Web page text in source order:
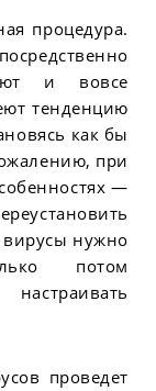
процедура.
и вовсе
тенденцию
как бы
при
—
вирусы нужно
потом
проведет